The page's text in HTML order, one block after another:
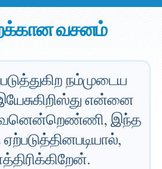
வசனம்
நம்முடைய
என்னை
இந்த